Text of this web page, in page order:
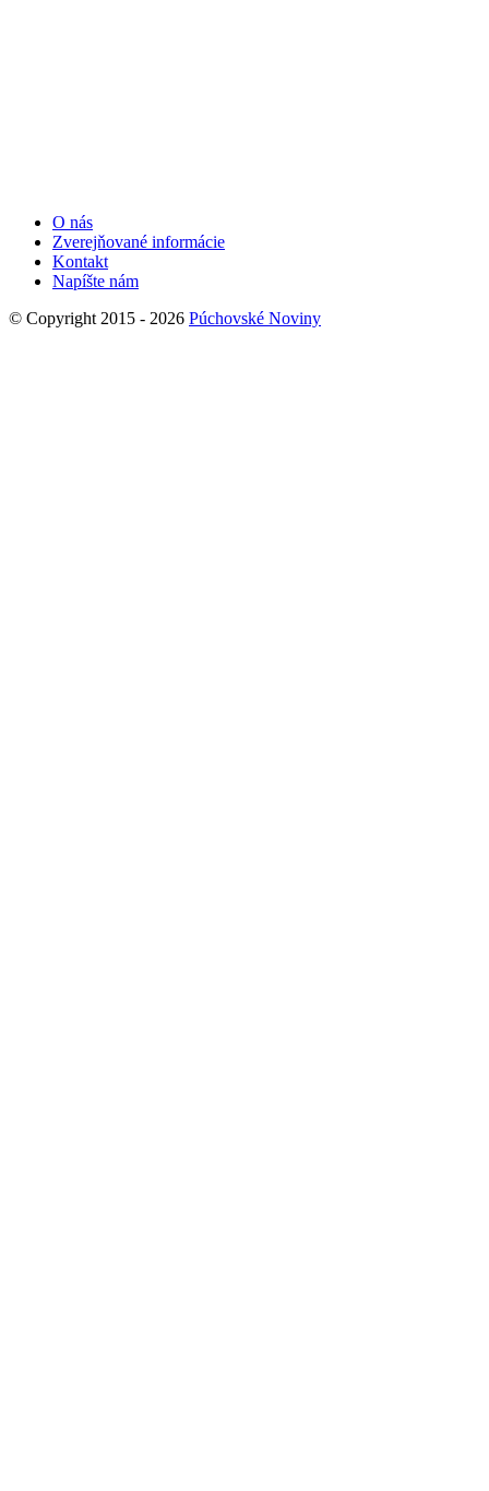
O nás
Zverejňované informácie
Kontakt
Napíšte nám
© Copyright 2015 - 2026 Púchovské Noviny